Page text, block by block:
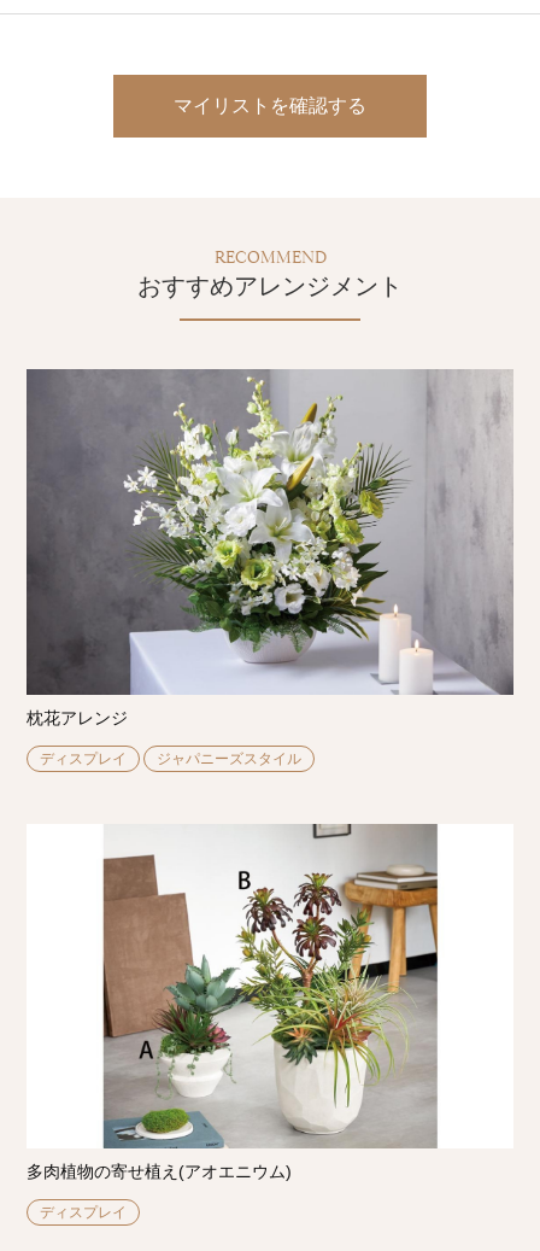
マイリストを確認する
RECOMMEND
おすすめアレンジメント
枕花アレンジ
ディスプレイ ジャパニーズスタイル
多肉植物の寄せ植え(アオエニウム)
ディスプレイ